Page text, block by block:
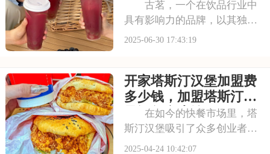
些内容
古茗，一个在饮品行业中
具有影响力的品牌，以其独特
的品牌理念和卓越的产品品
式，其产品系列丰富多样，既
有传统的奶茶系列，又有创新
的水果茶、气泡水等系列
2025-06-30 17:43:19
开家塔斯汀汉堡加盟费
多少钱，加盟塔斯汀国
风汉堡多少钱
在如今的快餐市场里，塔
斯汀汉堡吸引了众多创业者的
目光，成了大家眼中的热门之
2025-04-24 10:42:07